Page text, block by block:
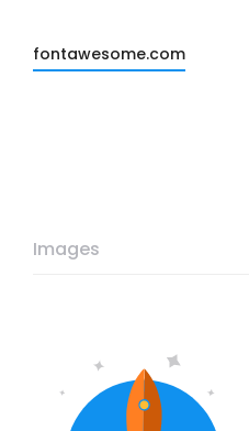
fontawesome.com
Images